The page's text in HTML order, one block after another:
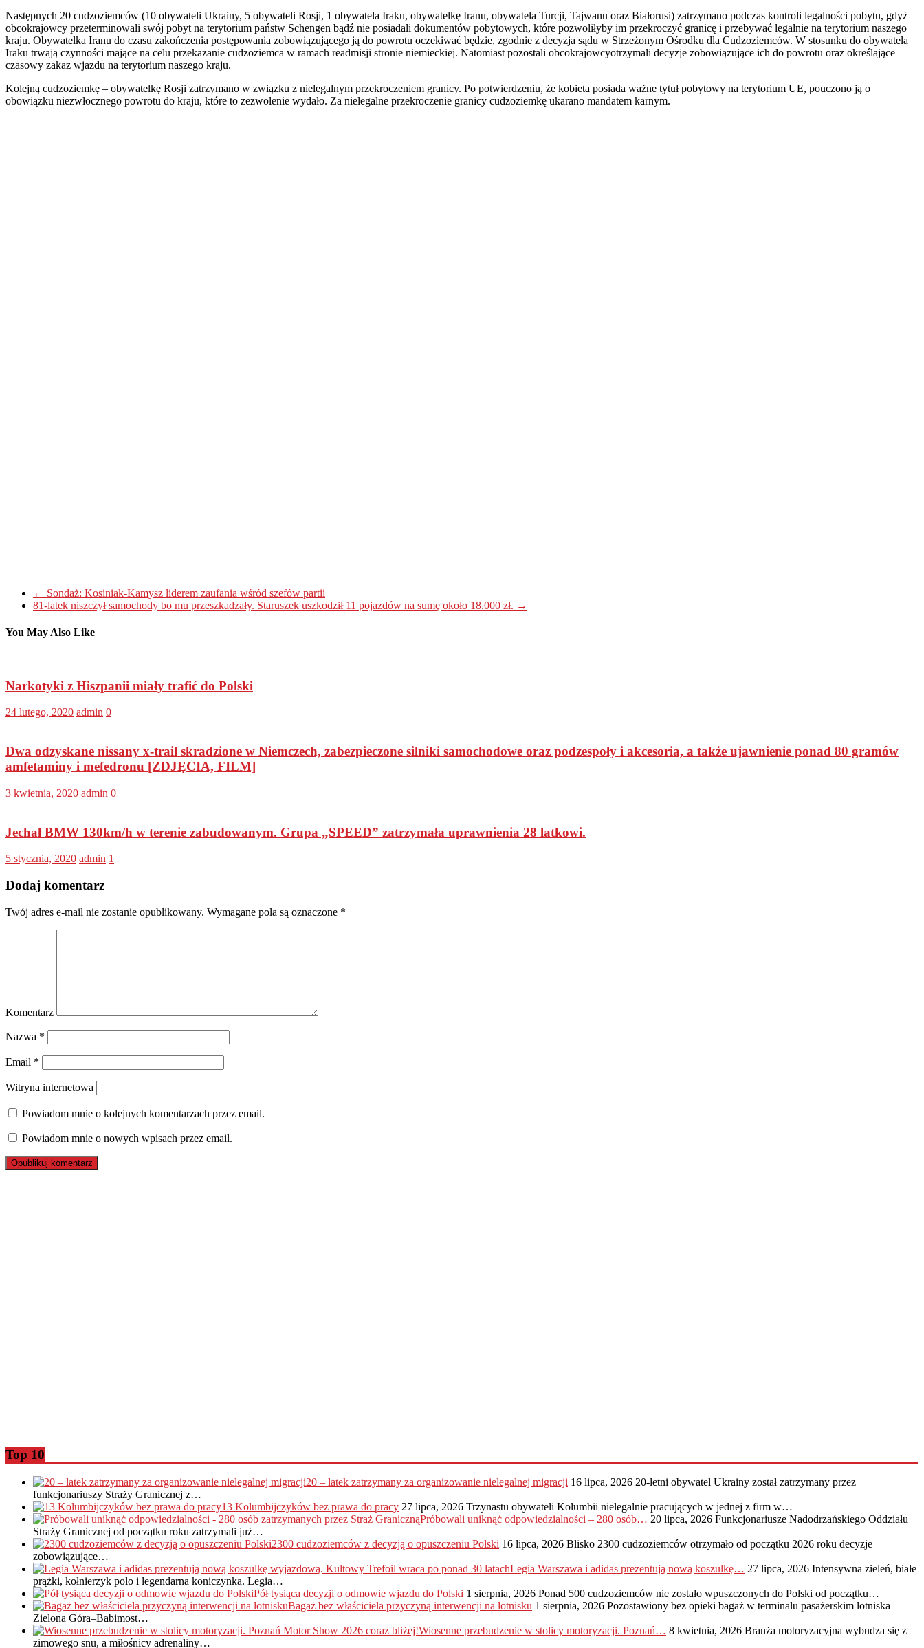
Następnych 20 cudzoziemców (10 obywateli Ukrainy, 5 obywateli Rosji, 1 obywatela Iraku, obywatelkę Iranu, obywatela Turcji, Tajwanu oraz Białorusi) zatrzymano podczas kontroli legalności pobytu, gdyż
obcokrajowcy przeterminowali swój pobyt na terytorium państw Schengen bądź nie posiadali dokumentów pobytowych, które pozwoliłyby im przekroczyć granicę i przebywać legalnie na terytorium naszego
kraju. Obywatelka Iranu do czasu zakończenia postępowania zobowiązującego ją do powrotu oczekiwać będzie, zgodnie z decyzja sądu w Strzeżonym Ośrodku dla Cudzoziemców. W stosunku do obywatela
Iraku trwają czynności mające na celu przekazanie cudzoziemca w ramach readmisji stronie niemieckiej. Natomiast pozostali obcokrajowcyotrzymali decyzje zobowiązujące ich do powrotu oraz określające
czasowy zakaz wjazdu na terytorium naszego kraju.
Kolejną cudzoziemkę – obywatelkę Rosji zatrzymano w związku z nielegalnym przekroczeniem granicy. Po potwierdzeniu, że kobieta posiada ważne tytuł pobytowy na terytorium UE, pouczono ją o
obowiązku niezwłocznego powrotu do kraju, które to zezwolenie wydało. Za nielegalne przekroczenie granicy cudzoziemkę ukarano mandatem karnym.
← Sondaż: Kosiniak-Kamysz liderem zaufania wśród szefów partii
81-latek niszczył samochody bo mu przeszkadzały. Staruszek uszkodził 11 pojazdów na sumę około 18.000 zł. →
You May Also Like
Narkotyki z Hiszpanii miały trafić do Polski
24 lutego, 2020 admin 0
Dwa odzyskane nissany x-trail skradzione w Niemczech, zabezpieczone silniki samochodowe oraz podzespoły i akcesoria, a także ujawnienie ponad 80 gramów
amfetaminy i mefedronu [ZDJĘCIA, FILM]
3 kwietnia, 2020 admin 0
Jechał BMW 130km/h w terenie zabudowanym. Grupa „SPEED” zatrzymała uprawnienia 28 latkowi.
5 stycznia, 2020 admin 1
Dodaj komentarz
Twój adres e-mail nie zostanie opublikowany. Wymagane pola są oznaczone *
Komentarz
Nazwa *
Email *
Witryna internetowa
Powiadom mnie o kolejnych komentarzach przez email.
Powiadom mnie o nowych wpisach przez email.
Top 10
20 – latek zatrzymany za organizowanie nielegalnej migracji 16 lipca, 2026 20-letni obywatel Ukrainy został zatrzymany przez
funkcjonariuszy Straży Granicznej z…
13 Kolumbijczyków bez prawa do pracy 27 lipca, 2026 Trzynastu obywateli Kolumbii nielegalnie pracujących w jednej z firm w…
Próbowali uniknąć odpowiedzialności – 280 osób… 20 lipca, 2026 Funkcjonariusze Nadodrzańskiego Oddziału
Straży Granicznej od początku roku zatrzymali już…
2300 cudzoziemców z decyzją o opuszczeniu Polski 16 lipca, 2026 Blisko 2300 cudzoziemców otrzymało od początku 2026 roku decyzje
zobowiązujące…
Legia Warszawa i adidas prezentują nową koszulkę… 27 lipca, 2026 Intensywna zieleń, białe
prążki, kołnierzyk polo i legendarna koniczynka. Legia…
Pół tysiąca decyzji o odmowie wjazdu do Polski 1 sierpnia, 2026 Ponad 500 cudzoziemców nie zostało wpuszczonych do Polski od początku…
Bagaż bez właściciela przyczyną interwencji na lotnisku 1 sierpnia, 2026 Pozostawiony bez opieki bagaż w terminalu pasażerskim lotniska
Zielona Góra–Babimost…
Wiosenne przebudzenie w stolicy motoryzacji. Poznań… 8 kwietnia, 2026 Branża motoryzacyjna wybudza się z
zimowego snu, a miłośnicy adrenaliny…